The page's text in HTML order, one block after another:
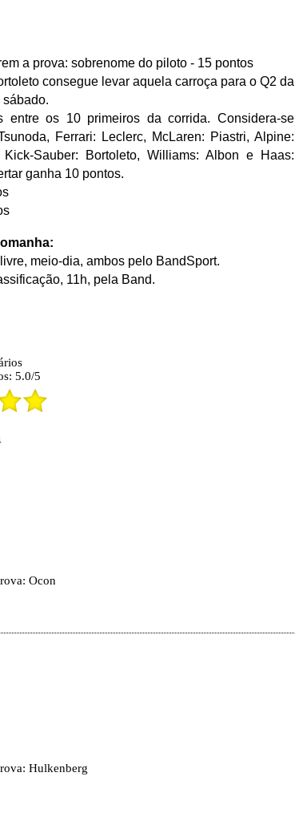
a prova: sobrenome do piloto - 15 pontos
consegue levar aquela carroça para o Q2 da
os 10 primeiros da corrida. Considera-se
Ferrari: Leclerc, McLaren: Piastri, Alpine:
Sauber: Bortoleto, Williams: Albon e Haas:
ganha 10 pontos.
meio-dia, ambos pelo BandSport.
11h, pela Band.
5.0/5
Ocon
Hulkenberg